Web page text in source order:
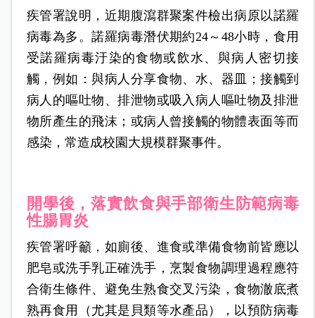
疾管署說明，近期腹瀉群聚案件檢出病原以諾羅
病毒為多。諾羅病毒潛伏期約24～48小時，食用
受諾羅病毒汙染的食物或飲水、與病人密切接
觸，例如：與病人分享食物、水、器皿；接觸到
病人的嘔吐物、排泄物或吸入病人嘔吐物及排泄
物所產生的飛沫；或病人曾接觸的物體表面等而
感染，常造成校園大規模群聚事件。
開學後，落實飲食與手部衛生防範病毒
性腸胃炎
疾管署呼籲，如廁後、進食或準備食物前皆應以
肥皂或洗手乳正確洗手，烹製食物調理過程應符
合衛生條件、避免生熟食交叉污染，食物澈底煮
熟再食用（尤其是貝類等水產品），以預防病毒